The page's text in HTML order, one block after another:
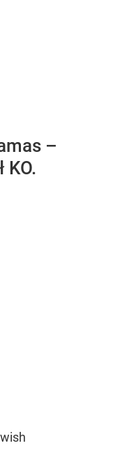
–
KO.